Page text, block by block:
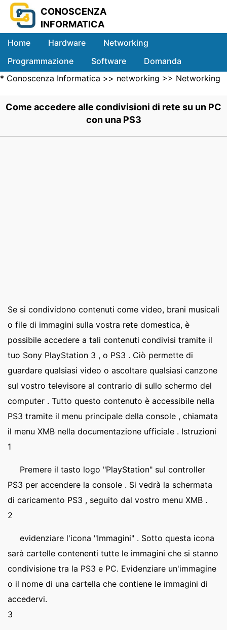
CONOSCENZA
INFORMATICA
Home Hardware
Networking
Programmazione
Software
Domanda
Sistemi
* Conoscenza Informatica >> networking >> Networking
Come accedere alle condivisioni di rete su un PC
con una PS3
Se si condividono contenuti come video, brani musicali
o file di immagini sulla vostra rete domestica, è
possibile accedere a tali contenuti condivisi tramite il
tuo Sony PlayStation 3 , o PS3 . Ciò permette di
guardare qualsiasi video o ascoltare qualsiasi canzone
sul vostro televisore al contrario di sullo schermo del
computer . Tutto questo contenuto è accessibile nella
PS3 tramite il menu principale della console , chiamata
il menu XMB nella documentazione ufficiale . Istruzioni
1
Premere il tasto logo "PlayStation" sul controller
PS3 per accendere la console . Si vedrà la schermata
di caricamento PS3 , seguito dal vostro menu XMB .
2
evidenziare l'icona "Immagini" . Sotto questa icona
sarà cartelle contenenti tutte le immagini che si stanno
condivisione tra la PS3 e PC. Evidenziare un'immagine
o il nome di una cartella che contiene le immagini di
accedervi.
3